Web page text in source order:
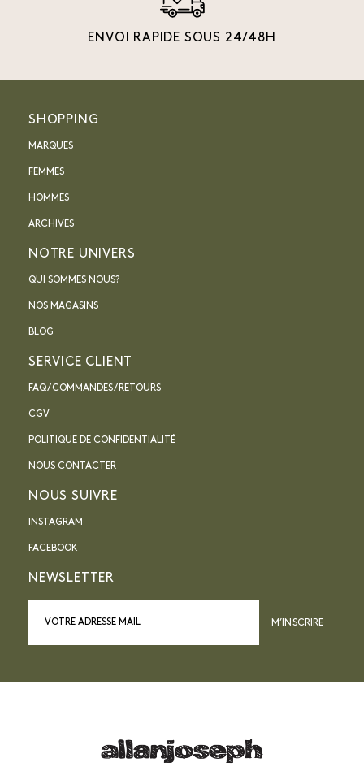
ENVOI RAPIDE SOUS 24/48H
SHOPPING
MARQUES
FEMMES
HOMMES
ARCHIVES
NOTRE UNIVERS
QUI SOMMES NOUS?
NOS MAGASINS
BLOG
SERVICE CLIENT
FAQ / COMMANDES / RETOURS
CGV
POLITIQUE DE CONFIDENTIALITÉ
NOUS CONTACTER
NOUS SUIVRE
INSTAGRAM
FACEBOOK
NEWSLETTER
M’INSCRIRE